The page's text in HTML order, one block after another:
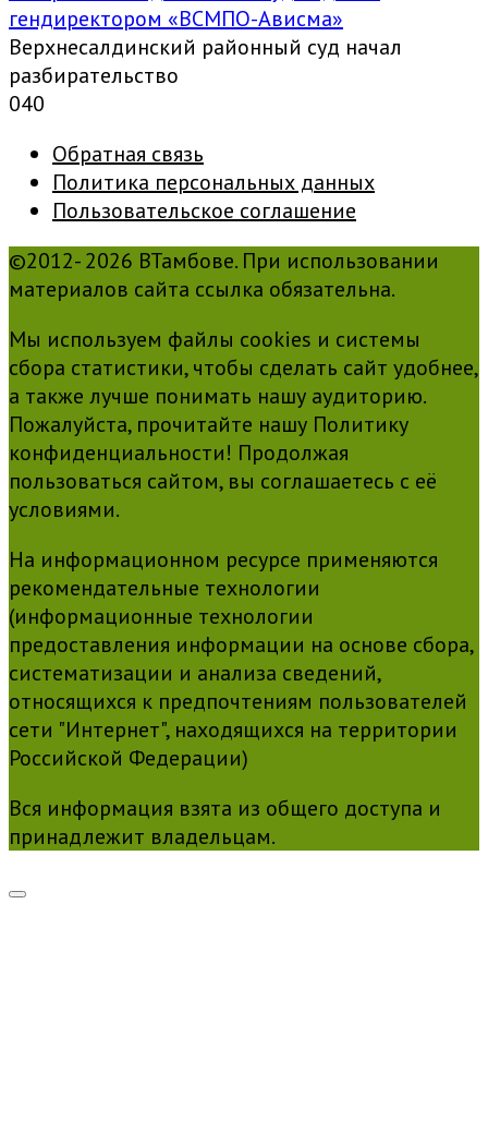
гендиректором «ВСМПО-Ависма»
Верхнесалдинский районный суд начал
разбирательство
040
Обратная связь
Политика персональных данных
Пользовательское соглашение
©2012- 2026 ВТамбове. При использовании
материалов сайта ссылка обязательна.
Мы используем файлы cookies и системы
сбора статистики, чтобы сделать сайт удобнее,
а также лучше понимать нашу аудиторию.
Пожалуйста, прочитайте нашу Политику
конфиденциальности! Продолжая
пользоваться сайтом, вы соглашаетесь с её
условиями.
На информационном ресурсе применяются
рекомендательные технологии
(информационные технологии
предоставления информации на основе сбора,
систематизации и анализа сведений,
относящихся к предпочтениям пользователей
сети "Интернет", находящихся на территории
Российской Федерации)
Вся информация взята из общего доступа и
принадлежит владельцам.